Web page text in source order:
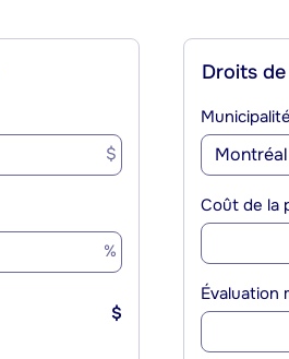
$
%
$
Droits
Municipalité
Coût de la
Évaluation